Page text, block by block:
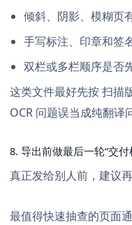
倾斜、阴影、模糊页
手写标注、印章和签
双栏或多栏顺序是否
这类文件最好先按扫描
OCR 问题误当成纯翻译
8. 导出前做最后一轮“交付
真正发给别人前，建议
最值得快速抽查的页面